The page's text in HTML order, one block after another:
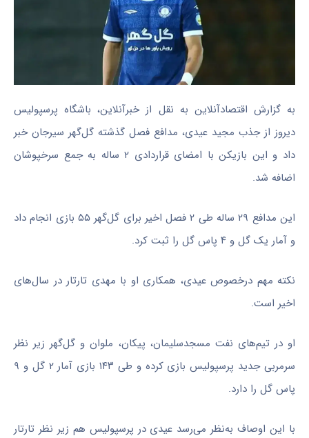
به گزارش اقتصادآنلاین به نقل از خبرآنلاین، باشگاه پرسپولیس
دیروز از جذب مجید عیدی، مدافع فصل گذشته گل‌گهر سیرجان خبر
داد و این بازیکن با امضای قراردادی ۲ ساله به جمع سرخپوشان
اضافه شد.
این مدافع ۲۹ ساله طی ۲ فصل اخیر برای گل‌گهر ۵۵ بازی انجام داد
و آمار یک گل و ۴ پاس گل را ثبت کرد.
نکته مهم درخصوص عیدی، همکاری او با مهدی تارتار در سال‌های
اخیر است.
او در تیم‌های نفت مسجدسلیمان، پیکان، ملوان و گل‌گهر زیر نظر
سرمربی جدید پرسپولیس بازی کرده و طی ۱۴۳ بازی آمار ۲ گل و ۹
پاس گل را دارد.
با این اوصاف به‌نظر می‌رسد عیدی در پرسپولیس هم زیر نظر تارتار